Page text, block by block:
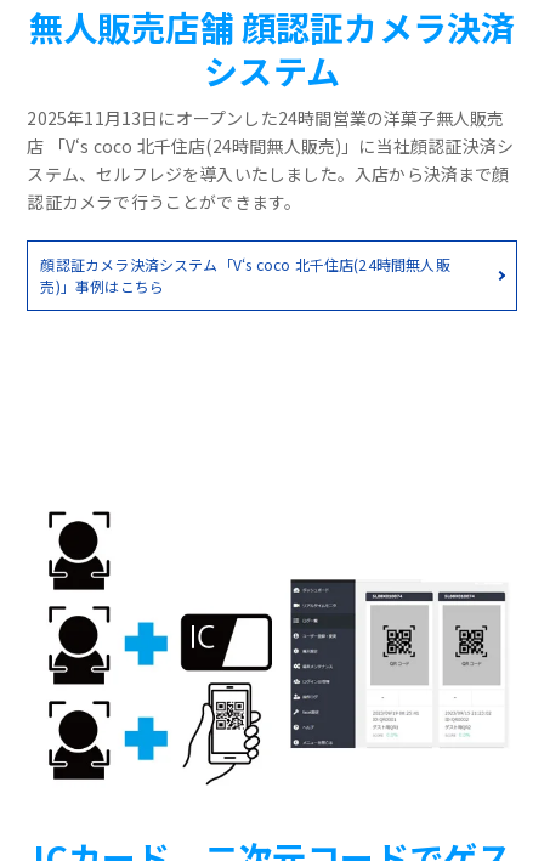
無人販売店舗 顔認証カメラ決済
システム
2025年11月13日にオープンした24時間営業の洋菓子無人販売
店 「V‘s coco 北千住店(24時間無人販売)」に当社顔認証決済シ
ステム、セルフレジを導入いたしました。入店から決済まで顔
認証カメラで行うことができます。
顔認証カメラ決済システム「V‘s coco 北千住店(24時間無人販
売)」事例はこちら